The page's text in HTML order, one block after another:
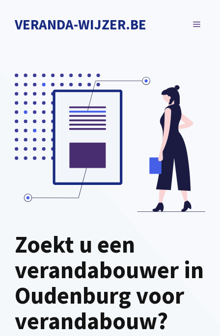
naarVERANDA-WIJZER.BE MENU
Zoekt u een
verandabouwer in
Oudenburg voor
verandabouw?